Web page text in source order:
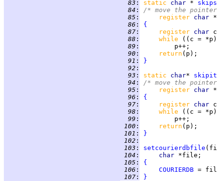
  83
: static char *
  84
:
/* move the
  85
: register char
  86
:
{
  87
: register char
  88
: while
((c =
  89
:
  90
: return
  91
:
}
  92
:
  93
: static char*
  94
:
/* move the
  95
: register char
  96
:
{
  97
: register char
  98
: while
((c =
  99
:
100 : return
101 :
}
102 :
103 :
setcourierdbfile
104 : char
105 :
{
106 :
COURIERDB
107 : }